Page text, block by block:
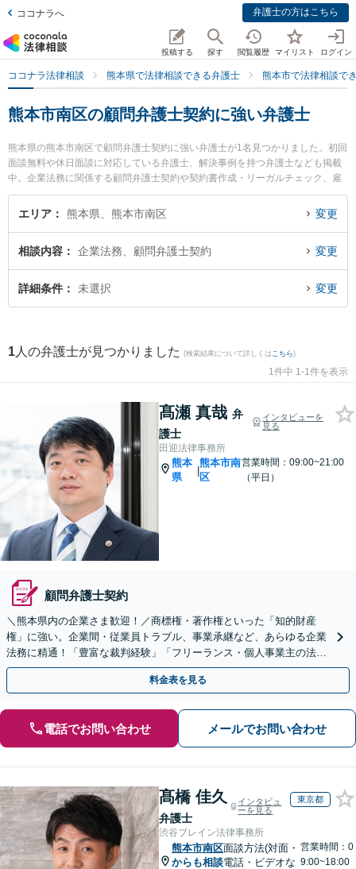
ココナラへ 弁護士の方はこちら
投稿する 探す 閲覧履歴 マイリスト ログイン
ココナラ法律相談 熊本県で法律相談できる弁護士 熊本市で法律相談で
熊本市南区の顧問弁護士契約に強い弁護士
熊本県の熊本市南区で顧問弁護士契約に強い弁護士が1名見つかりました。初回
面談無料や休日面談に対応している弁護士、解決事例を持つ弁護士なども掲載
中。企業法務に関係する顧問弁護士契約や契約書作成・リーガルチェック、雇
用契約書・就業規則作成等の細かな分野での絞り込み検索もでき便利です。特
に田迎法律事務所の髙瀬 真哉弁護士のプロフィール情報や弁護士費用、強みな
の実績豊富な近くの弁護士を検索したい』『初回相談無料で顧問弁護士契約を
法律相談できる熊本市南区内の弁護士に相談予約したい』などでお困りの相談
者さんにおすすめです。
エリア 熊本県、熊本市南区 変更
相談内容 企業法務、顧問弁護士契約 変更
詳細条件 未選択 変更
1 人の弁護士が見つかりました (検索結果について詳しくは こちら)
1件中 1-1件を表示
髙瀬 真哉 弁
護士
インタビューを
見る
田迎法律事務所
熊本
県
|
熊本市南
区
営業時間：09:00~21:00
（平日）
顧問弁護士契約
＼熊本県内の企業さま歓迎！／商標権・著作権といった「知的財産
権」に強い。企業間・従業員トラブル、事業承継など、あらゆる企業
法務に精通！「豊富な裁判経験」「フリーランス・個人事業主の法務
も可」【初回相談無料】
料金表を見る
電話でお問い合わせ メールでお問い合わせ
髙橋 佳久
弁護士
インタビュ
ーを見る
東京都
渋谷ブレイン法律事務所
熊本市南区
からも相談
面談方法(対面・
電話・ビデオな
営業時間：0
9:00~18:00